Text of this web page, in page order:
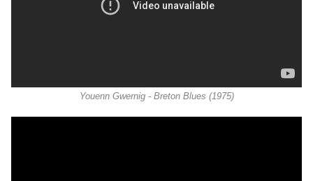
Youenn Gwernig - Breton Blues (1975)